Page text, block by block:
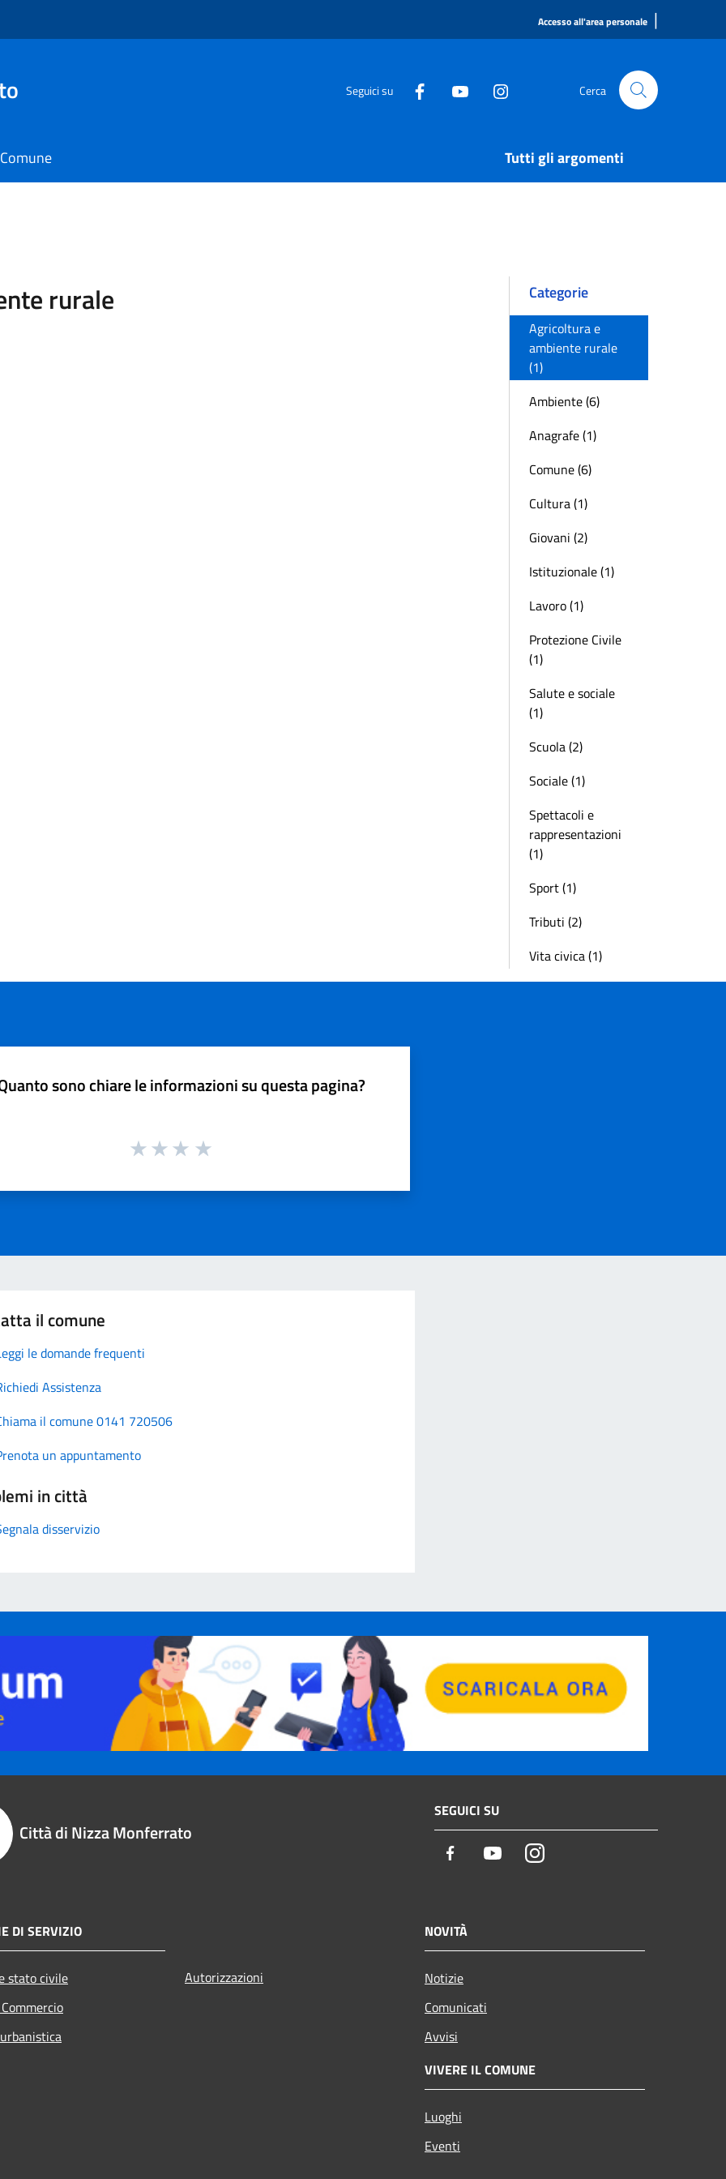
Accesso all'area personale |
Seguici su Cerca
Tutti gli argomenti
rurale Categorie
Agricoltura e
ambiente rurale
(1)
Ambiente (6)
Anagrafe (1)
Comune (6)
Cultura (1)
Giovani (2)
Istituzionale (1)
Lavoro (1)
Protezione Civile
(1)
Salute e sociale
(1)
Scuola (2)
Sociale (1)
Spettacoli e
rappresentazioni
(1)
Sport (1)
Tributi (2)
Vita civica (1)
sono chiare le informazioni su questa pagina?
il comune
le domande frequenti
Assistenza
il comune 0141 720506
un appuntamento
in città
disservizio
Città di Nizza Monferrato
SEGUICI SU
Facebook YoutubeInstagram
DI SERVIZIO
stato civile
Autorizzazioni
NOVITÀ
Notizie
Comunicati
Avvisi
VIVERE IL COMUNE
Luoghi
Eventi